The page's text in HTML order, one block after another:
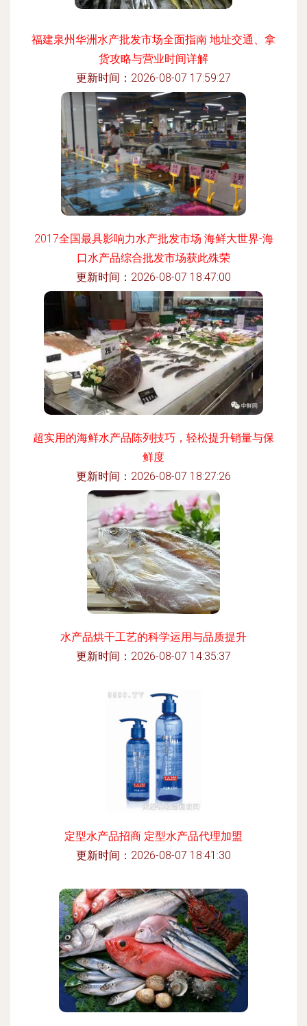
福建泉州华洲水产批发市场全面指南 地址交通、拿
货攻略与营业时间详解
更新时间：2026-08-07 17:59:27
2017全国最具影响力水产批发市场 海鲜大世界-海
口水产品综合批发市场获此殊荣
更新时间：2026-08-07 18:47:00
超实用的海鲜水产品陈列技巧，轻松提升销量与保
鲜度
更新时间：2026-08-07 18:27:26
水产品烘干工艺的科学运用与品质提升
更新时间：2026-08-07 14:35:37
定型水产品招商 定型水产品代理加盟
更新时间：2026-08-07 18:41:30